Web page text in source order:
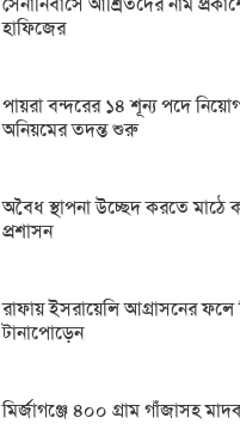
হাফিজের
পায়রা বন্দরের ১৪ শূন্য পদে নিয়োগ
অনিয়মের তদন্ত শুরু
অবৈধ স্থাপনা উচ্ছেদ করতে মাঠে
প্রশাসন
রাফায় ইসরায়েলি আগ্রাসনের
টানাপোড়েন
মির্জাগঞ্জে ৪০০ গ্রাম গাঁজাসহ